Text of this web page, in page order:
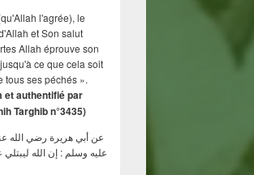
l'agrée), le
et Son salut
Allah éprouve son
ce que cela soit
tous ses péchés ».
et authentifié par
Targhib n°3435)
عن أبي هريرة رضي الله
عليه وسلم : إن الله